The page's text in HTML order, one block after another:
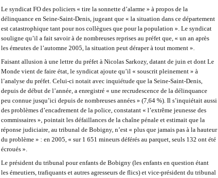
Le syndicat FO des policiers « tire la sonnette d’alarme » à propos de la
délinquance en Seine-Saint-Denis, jugeant que « la situation dans ce département
est catastrophique tant pour nos collègues que pour la population ». Le syndicat
souligne qu’il a fait savoir à de nombreuses reprises au préfet que, « un an après
les émeutes de l’automne 2005, la situation peut déraper à tout moment ».
Faisant allusion à une lettre du préfet à Nicolas Sarkozy, datant de juin et dont Le
Monde vient de faire état, le syndicat ajoute qu’il « souscrit pleinement » à
l’analyse du préfet. Celui-ci notait avec inquiétude que la Seine-Saint-Denis,
depuis de début de l’année, a enregistré « une recrudescence de la délinquance
peu connue jusqu’ici depuis de nombreuses années » (7,64 %). Il s’inquiétait aussi
des problèmes d’encadrement de la police, constatant « l’extrême jeunesse des
commissaires », pointait les défaillances de la chaîne pénale et estimait que la
réponse judiciaire, au tribunal de Bobigny, n’est « plus que jamais pas à la hauteur
du problème » : en 2005, « sur 1 651 mineurs déférés au parquet, seuls 132 ont été
écroués ».
Le président du tribunal pour enfants de Bobigny (les enfants en question étant
les émeutiers, trafiquants et autres agresseurs de flics) et vice-président du tribunal